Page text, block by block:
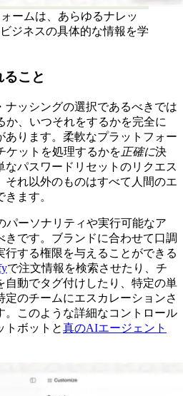
ームは、あらゆるナレッ
ジネスの具体的な情報を学
こと
ナッシングの選択であるべきでは
か、いつそれをするかを完全に
あります。柔軟なプラットフォー
ケットを処理するかを 正確に決
なパスワードリセットのリクエス
それ以外のものはすべて人間のエ
ます。
パーソナリティや実行可能なア
きです。ブランドに合わせて口調
行する権限を与えることができる
で注文情報を検索させたり、チ
自動でタグ付けしたり、特定の単
のチームにエスカレーションさ
。このような詳細なコントロール
トボットと真のAIエージェント